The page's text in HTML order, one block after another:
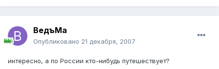
ВедъМа
Опубликовано 21 декабря, 2007
интересно, а по России кто-нибудь путешествует?